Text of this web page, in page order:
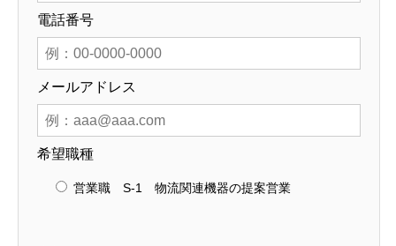
電話番号
メールアドレス
希望職種
営業職 S-1 物流関連機器の提案営業